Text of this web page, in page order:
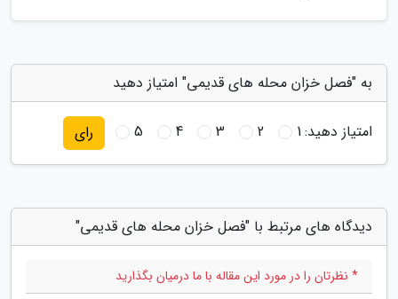
به "فصل خزان محله های قدیمی" امتیاز دهید
امتیاز دهید:1
2
3
4
5 رای
دیدگاه های مرتبط با "فصل خزان محله های قدیمی"
* نظرتان را در مورد این مقاله با ما درمیان بگذارید